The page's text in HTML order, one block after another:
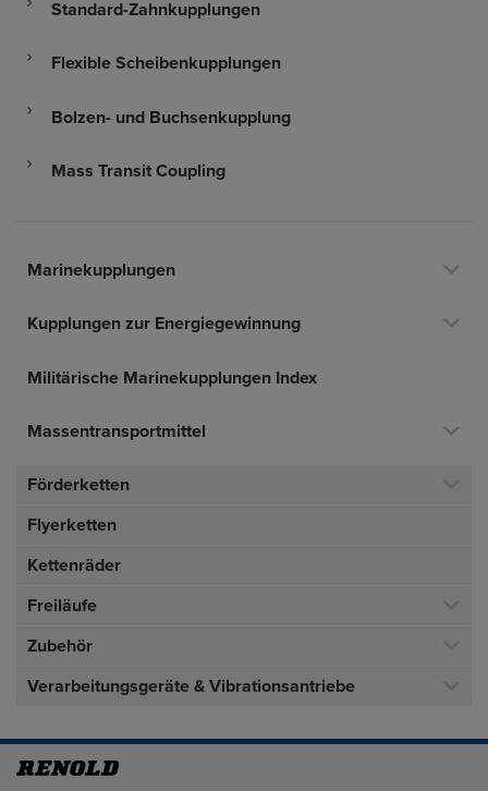
Standard-Zahnkupplungen
Flexible Scheibenkupplungen
Bolzen- und Buchsenkupplung
Mass Transit Coupling
Marinekupplungen
Kupplungen zur Energiegewinnung
Militärische Marinekupplungen Index
Massentransportmittel
Förderketten
Flyerketten
Kettenräder
Freiläufe
Zubehör
Verarbeitungsgeräte & Vibrationsantriebe